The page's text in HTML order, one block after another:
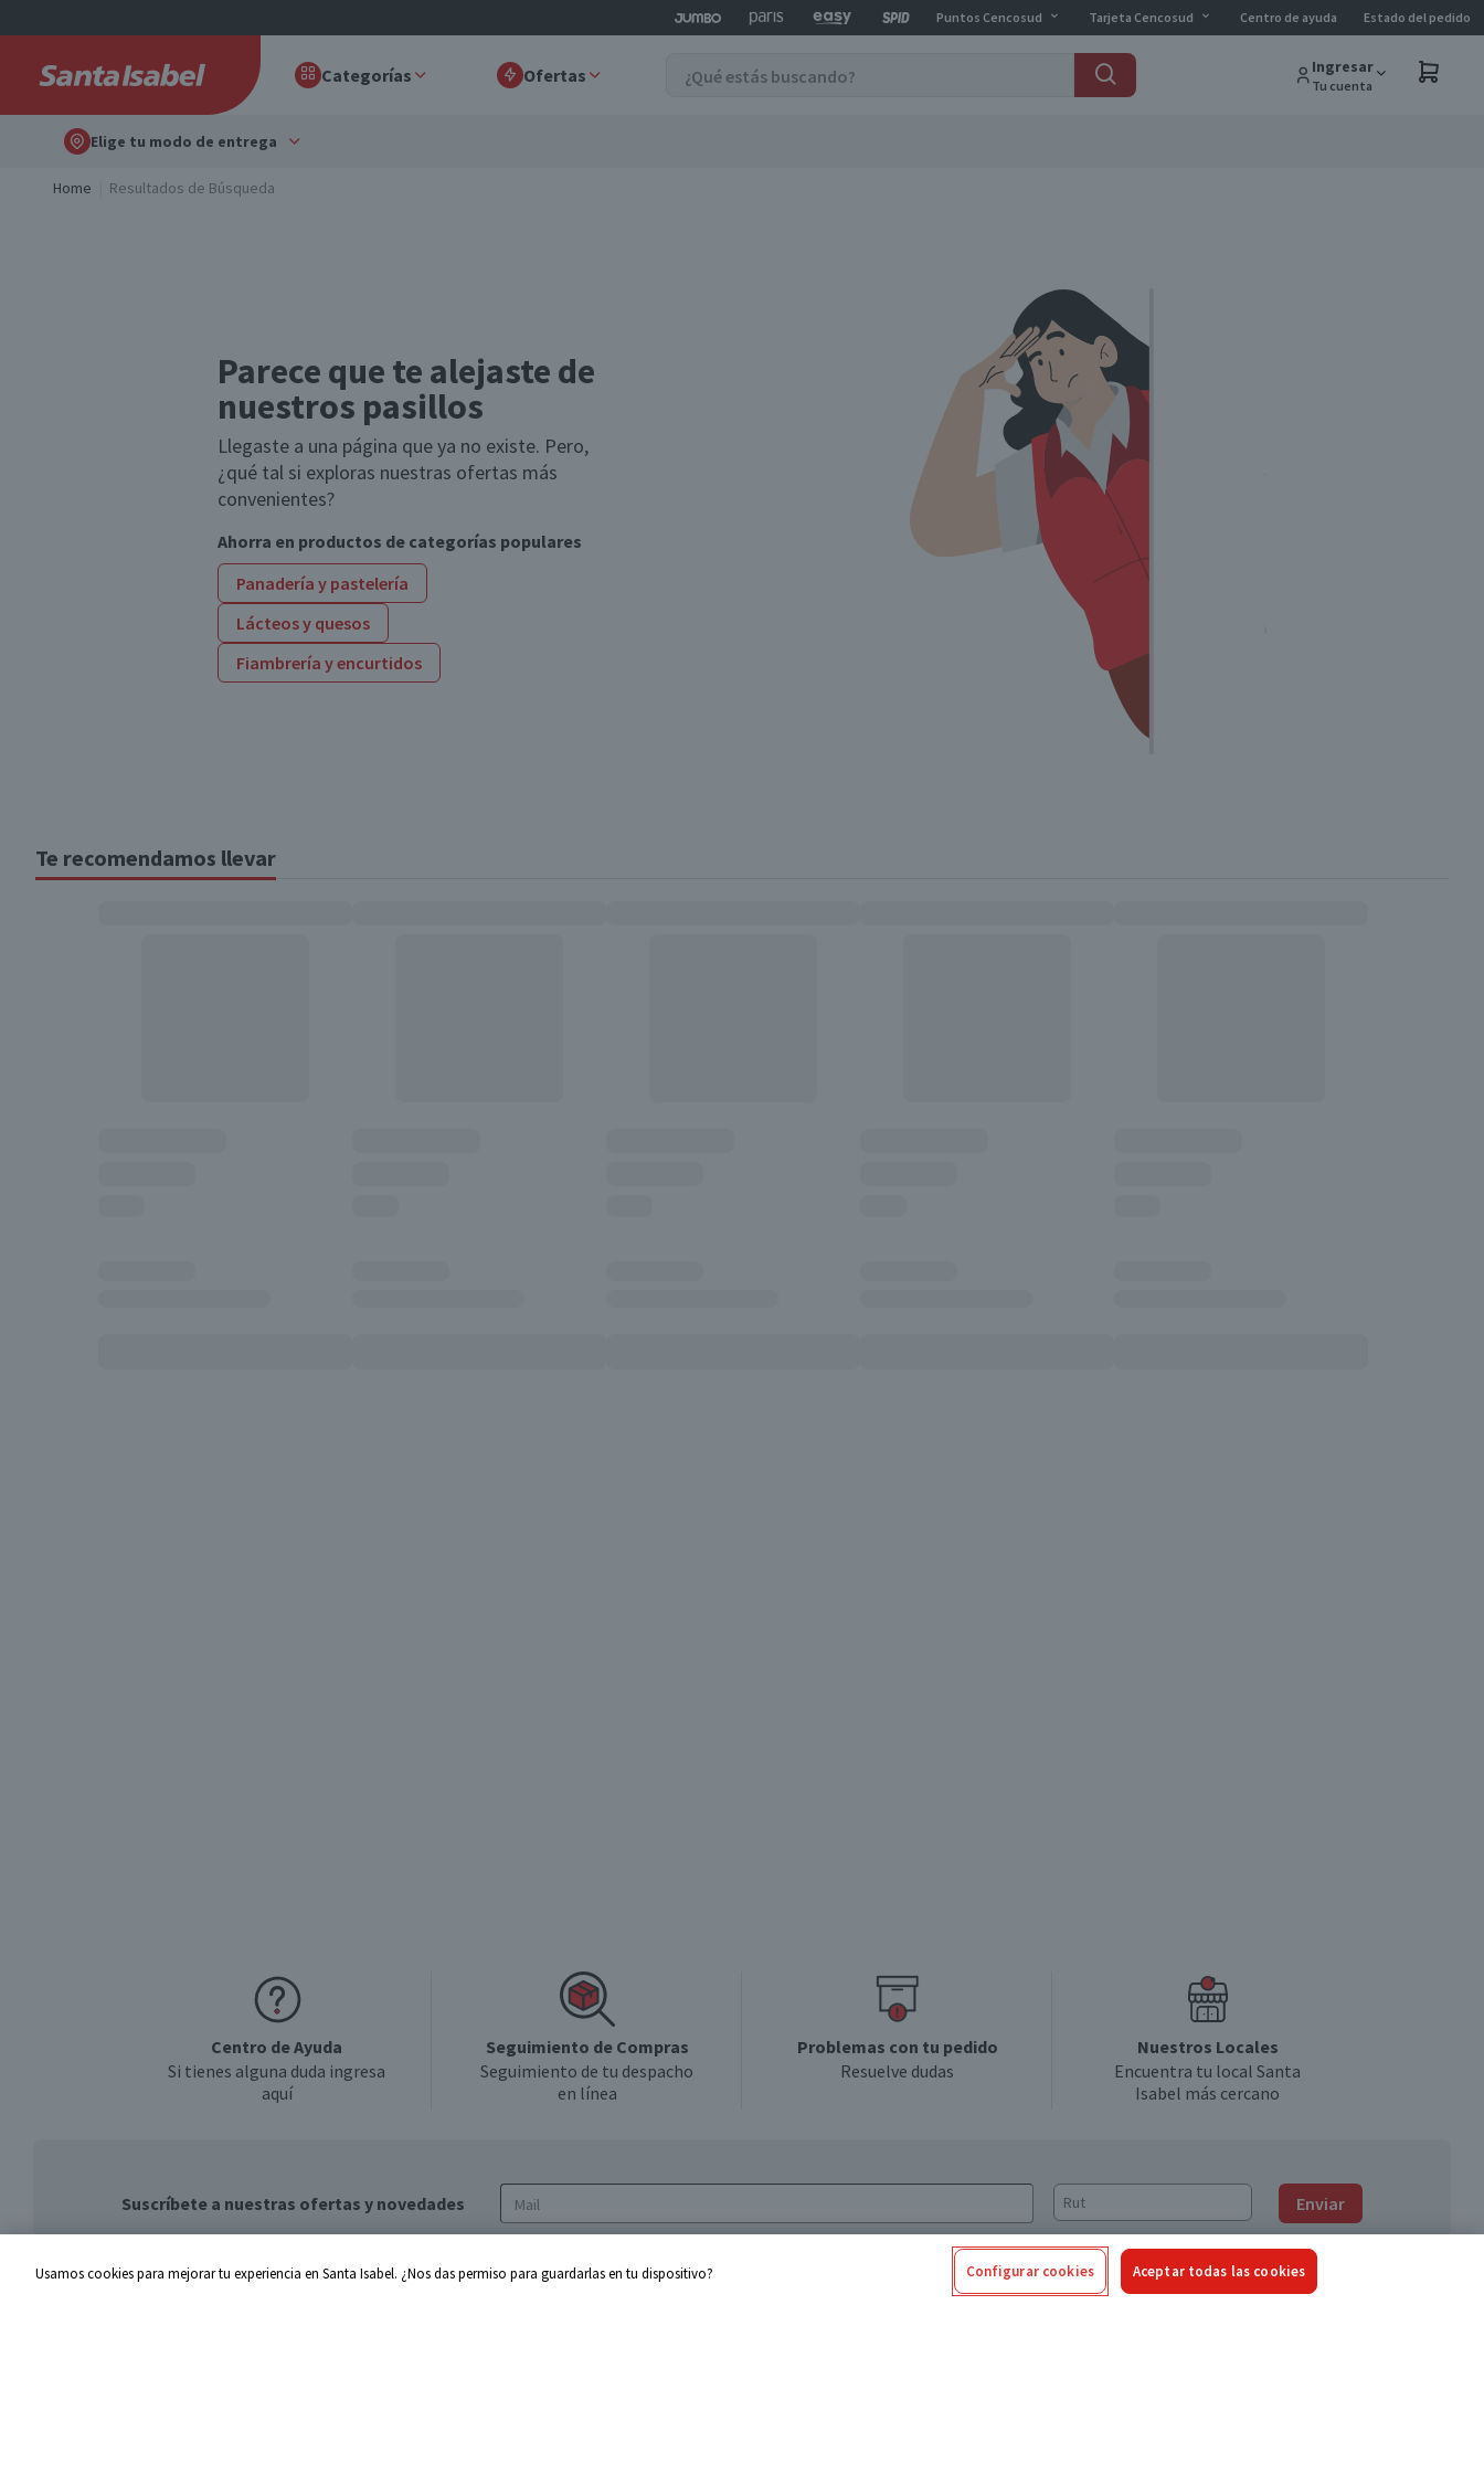
Puntos Cencosud Tarjeta Cencosud Centro de ayuda Estado del pedido
Categorías Ofertas Ingresar
Tu cuenta
Elige tu modo de entrega
Home Resultados de Búsqueda
Parece que te alejaste de
nuestros pasillos
Llegaste a una página que ya no existe. Pero,
¿qué tal si exploras nuestras ofertas más
convenientes?
Ahorra en productos de categorías populares
Panadería y pastelería
Lácteos y quesos
Fiambrería y encurtidos
Te recomendamos llevar
Centro de Ayuda
Si tienes alguna duda ingresa
aquí
Seguimiento de Compras
Seguimiento de tu despacho
en línea
Problemas con tu pedido
Resuelve dudas
Nuestros Locales
Encuentra tu local Santa
Isabel más cercano
Suscríbete a nuestras ofertas y novedades Enviar
de privacidad y de tratamiento de datos
Usamos cookies para mejorar tu experiencia en Santa Isabel. ¿Nos das permiso para guardarlas en tu dispositivo? Configurar cookies Aceptar todas las cookies